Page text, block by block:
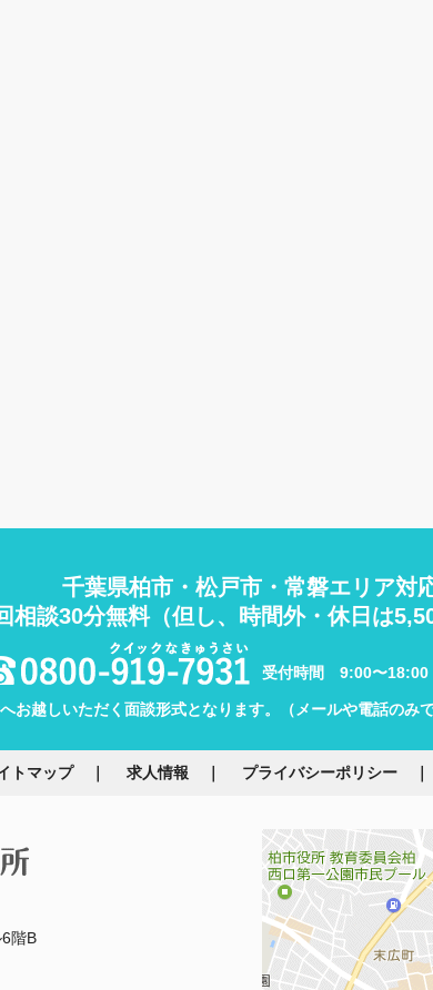
千葉県柏市・松戸市・常磐エリア対
相談30分無料（但し、時間外・休日は
受付時間 9:00〜18:00
お越しいただく面談形式となります。（メールや電話のみ
トマップ 求人情報 プライバシーポリシー
階B